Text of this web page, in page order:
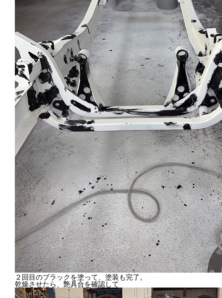
２回目のブラックを塗って、塗装も完了。
乾燥させたら、艶具合を確認して